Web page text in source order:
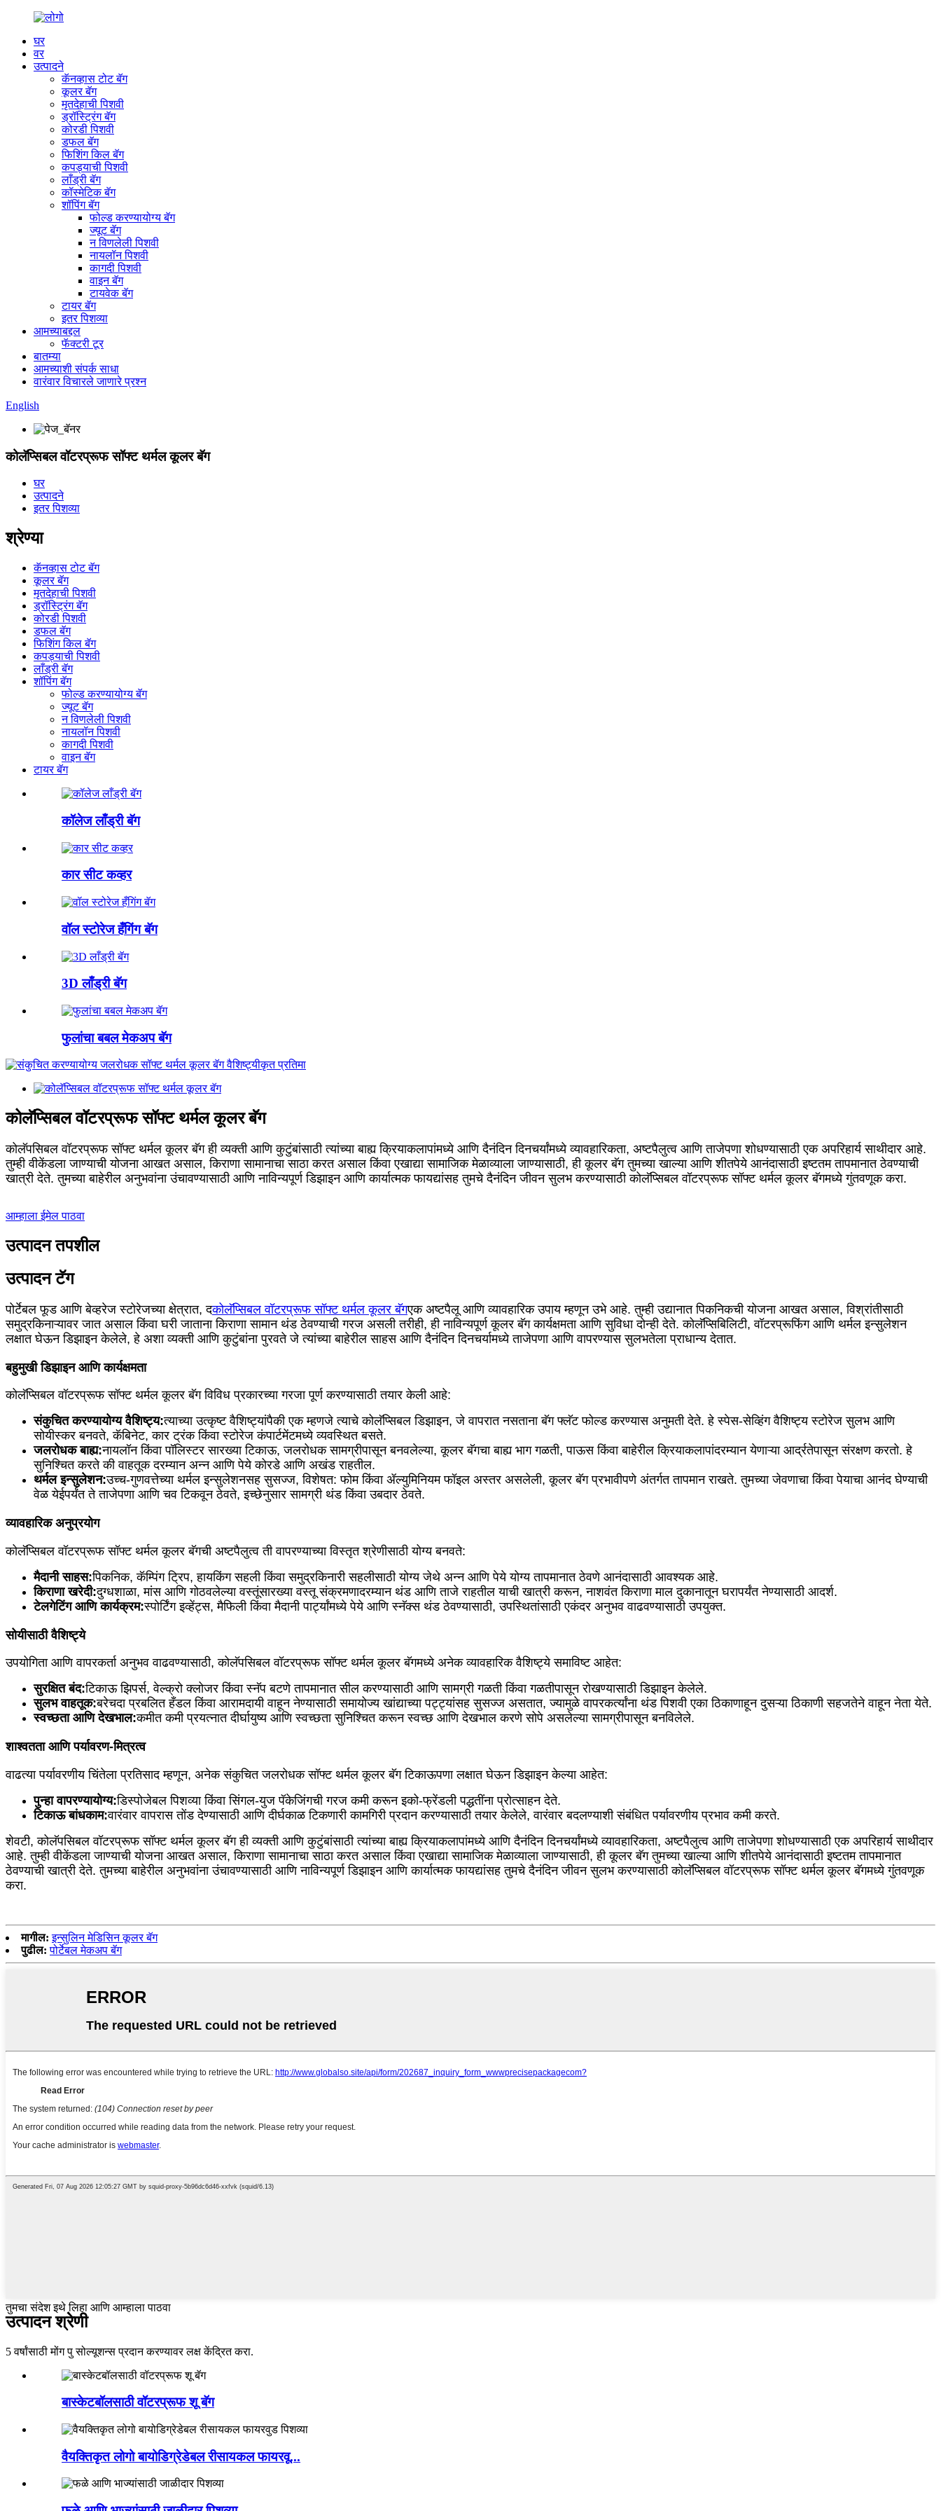
घर
वर
उत्पादने
कॅनव्हास टोट बॅग
कूलर बॅग
मृतदेहाची पिशवी
ड्रॉस्ट्रिंग बॅग
कोरडी पिशवी
डफल बॅग
फिशिंग किल बॅग
कपड्याची पिशवी
लाँड्री बॅग
कॉस्मेटिक बॅग
शॉपिंग बॅग
फोल्ड करण्यायोग्य बॅग
ज्यूट बॅग
न विणलेली पिशवी
नायलॉन पिशवी
कागदी पिशवी
वाइन बॅग
टायवेक बॅग
टायर बॅग
इतर पिशव्या
आमच्याबद्दल
फॅक्टरी टूर
बातम्या
आमच्याशी संपर्क साधा
वारंवार विचारले जाणारे प्रश्न
English
कोलॅप्सिबल वॉटरप्रूफ सॉफ्ट थर्मल कूलर बॅग
घर
उत्पादने
इतर पिशव्या
श्रेण्या
कॅनव्हास टोट बॅग
कूलर बॅग
मृतदेहाची पिशवी
ड्रॉस्ट्रिंग बॅग
कोरडी पिशवी
डफल बॅग
फिशिंग किल बॅग
कपड्याची पिशवी
लाँड्री बॅग
शॉपिंग बॅग
फोल्ड करण्यायोग्य बॅग
ज्यूट बॅग
न विणलेली पिशवी
नायलॉन पिशवी
कागदी पिशवी
वाइन बॅग
टायर बॅग
कॉलेज लाँड्री बॅग
कार सीट कव्हर
वॉल स्टोरेज हँगिंग बॅग
3D लाँड्री बॅग
फुलांचा बबल मेकअप बॅग
कोलॅप्सिबल वॉटरप्रूफ सॉफ्ट थर्मल कूलर बॅग
कोलॅपसिबल वॉटरप्रूफ सॉफ्ट थर्मल कूलर बॅग ही व्यक्ती आणि कुटुंबांसाठी त्यांच्या बाह्य क्रियाकलापांमध्ये आणि दैनंदिन दिनचर्यांमध्ये व्यावहारिकता, अष्टपैलुत्व आणि ताजेपणा शोधण्यासाठी एक अपरिहार्य साथीदार आहे.
तुम्ही वीकेंडला जाण्याची योजना आखत असाल, किराणा सामानाचा साठा करत असाल किंवा एखाद्या सामाजिक मेळाव्याला जाण्यासाठी, ही कूलर बॅग तुमच्या खाल्या आणि शीतपेये आनंदासाठी इष्टतम तापमानात ठेवण्याची
खात्री देते. तुमच्या बाहेरील अनुभवांना उंचावण्यासाठी आणि नाविन्यपूर्ण डिझाइन आणि कार्यात्मक फायद्यांसह तुमचे दैनंदिन जीवन सुलभ करण्यासाठी कोलॅप्सिबल वॉटरप्रूफ सॉफ्ट थर्मल कूलर बॅगमध्ये गुंतवणूक करा.
आम्हाला ईमेल पाठवा
उत्पादन तपशील
उत्पादन टॅग
पोर्टेबल फूड आणि बेव्हरेज स्टोरेजच्या क्षेत्रात, दकोलॅप्सिबल वॉटरप्रूफ सॉफ्ट थर्मल कूलर बॅगएक अष्टपैलू आणि व्यावहारिक उपाय म्हणून उभे आहे. तुम्ही उद्यानात पिकनिकची योजना आखत असाल, विश्रांतीसाठी
समुद्रकिनाऱ्यावर जात असाल किंवा घरी जाताना किराणा सामान थंड ठेवण्याची गरज असली तरीही, ही नाविन्यपूर्ण कूलर बॅग कार्यक्षमता आणि सुविधा दोन्ही देते. कोलॅप्सिबिलिटी, वॉटरप्रूफिंग आणि थर्मल इन्सुलेशन
लक्षात घेऊन डिझाइन केलेले, हे अशा व्यक्ती आणि कुटुंबांना पुरवते जे त्यांच्या बाहेरील साहस आणि दैनंदिन दिनचर्यामध्ये ताजेपणा आणि वापरण्यास सुलभतेला प्राधान्य देतात.
बहुमुखी डिझाइन आणि कार्यक्षमता
कोलॅप्सिबल वॉटरप्रूफ सॉफ्ट थर्मल कूलर बॅग विविध प्रकारच्या गरजा पूर्ण करण्यासाठी तयार केली आहे:
संकुचित करण्यायोग्य वैशिष्ट्य:त्याच्या उत्कृष्ट वैशिष्ट्यांपैकी एक म्हणजे त्याचे कोलॅप्सिबल डिझाइन, जे वापरात नसताना बॅग फ्लॅट फोल्ड करण्यास अनुमती देते. हे स्पेस-सेव्हिंग वैशिष्ट्य स्टोरेज सुलभ आणि
सोयीस्कर बनवते, कॅबिनेट, कार ट्रंक किंवा स्टोरेज कंपार्टमेंटमध्ये व्यवस्थित बसते.
जलरोधक बाह्य:नायलॉन किंवा पॉलिस्टर सारख्या टिकाऊ, जलरोधक सामग्रीपासून बनवलेल्या, कूलर बॅगचा बाह्य भाग गळती, पाऊस किंवा बाहेरील क्रियाकलापांदरम्यान येणाऱ्या आर्द्रतेपासून संरक्षण करतो. हे
सुनिश्चित करते की वाहतूक दरम्यान अन्न आणि पेये कोरडे आणि अखंड राहतील.
थर्मल इन्सुलेशन:उच्च-गुणवत्तेच्या थर्मल इन्सुलेशनसह सुसज्ज, विशेषत: फोम किंवा ॲल्युमिनियम फॉइल अस्तर असलेली, कूलर बॅग प्रभावीपणे अंतर्गत तापमान राखते. तुमच्या जेवणाचा किंवा पेयाचा आनंद घेण्याची
वेळ येईपर्यंत ते ताजेपणा आणि चव टिकवून ठेवते, इच्छेनुसार सामग्री थंड किंवा उबदार ठेवते.
व्यावहारिक अनुप्रयोग
कोलॅप्सिबल वॉटरप्रूफ सॉफ्ट थर्मल कूलर बॅगची अष्टपैलुत्व ती वापरण्याच्या विस्तृत श्रेणीसाठी योग्य बनवते:
मैदानी साहस:पिकनिक, कॅम्पिंग ट्रिप, हायकिंग सहली किंवा समुद्रकिनारी सहलीसाठी योग्य जेथे अन्न आणि पेये योग्य तापमानात ठेवणे आनंदासाठी आवश्यक आहे.
किराणा खरेदी:दुग्धशाळा, मांस आणि गोठवलेल्या वस्तूंसारख्या वस्तू संक्रमणादरम्यान थंड आणि ताजे राहतील याची खात्री करून, नाशवंत किराणा माल दुकानातून घरापर्यंत नेण्यासाठी आदर्श.
टेलगेटिंग आणि कार्यक्रम:स्पोर्टिंग इव्हेंट्स, मैफिली किंवा मैदानी पार्ट्यांमध्ये पेये आणि स्नॅक्स थंड ठेवण्यासाठी, उपस्थितांसाठी एकंदर अनुभव वाढवण्यासाठी उपयुक्त.
सोयीसाठी वैशिष्ट्ये
उपयोगिता आणि वापरकर्ता अनुभव वाढवण्यासाठी, कोलॅपसिबल वॉटरप्रूफ सॉफ्ट थर्मल कूलर बॅगमध्ये अनेक व्यावहारिक वैशिष्ट्ये समाविष्ट आहेत:
सुरक्षित बंद:टिकाऊ झिपर्स, वेल्क्रो क्लोजर किंवा स्नॅप बटणे तापमानात सील करण्यासाठी आणि सामग्री गळती किंवा गळतीपासून रोखण्यासाठी डिझाइन केलेले.
सुलभ वाहतूक:बरेचदा प्रबलित हँडल किंवा आरामदायी वाहून नेण्यासाठी समायोज्य खांद्याच्या पट्ट्यांसह सुसज्ज असतात, ज्यामुळे वापरकर्त्यांना थंड पिशवी एका ठिकाणाहून दुसऱ्या ठिकाणी सहजतेने वाहून नेता येते.
स्वच्छता आणि देखभाल:कमीत कमी प्रयत्नात दीर्घायुष्य आणि स्वच्छता सुनिश्चित करून स्वच्छ आणि देखभाल करणे सोपे असलेल्या सामग्रीपासून बनविलेले.
शाश्वतता आणि पर्यावरण-मित्रत्व
वाढत्या पर्यावरणीय चिंतेला प्रतिसाद म्हणून, अनेक संकुचित जलरोधक सॉफ्ट थर्मल कूलर बॅग टिकाऊपणा लक्षात घेऊन डिझाइन केल्या आहेत:
पुन्हा वापरण्यायोग्य:डिस्पोजेबल पिशव्या किंवा सिंगल-युज पॅकेजिंगची गरज कमी करून इको-फ्रेंडली पद्धतींना प्रोत्साहन देते.
टिकाऊ बांधकाम:वारंवार वापरास तोंड देण्यासाठी आणि दीर्घकाळ टिकणारी कामगिरी प्रदान करण्यासाठी तयार केलेले, वारंवार बदलण्याशी संबंधित पर्यावरणीय प्रभाव कमी करते.
शेवटी, कोलॅपसिबल वॉटरप्रूफ सॉफ्ट थर्मल कूलर बॅग ही व्यक्ती आणि कुटुंबांसाठी त्यांच्या बाह्य क्रियाकलापांमध्ये आणि दैनंदिन दिनचर्यांमध्ये व्यावहारिकता, अष्टपैलुत्व आणि ताजेपणा शोधण्यासाठी एक अपरिहार्य साथीदार
आहे. तुम्ही वीकेंडला जाण्याची योजना आखत असाल, किराणा सामानाचा साठा करत असाल किंवा एखाद्या सामाजिक मेळाव्याला जाण्यासाठी, ही कूलर बॅग तुमच्या खाल्या आणि शीतपेये आनंदासाठी इष्टतम तापमानात
ठेवण्याची खात्री देते. तुमच्या बाहेरील अनुभवांना उंचावण्यासाठी आणि नाविन्यपूर्ण डिझाइन आणि कार्यात्मक फायद्यांसह तुमचे दैनंदिन जीवन सुलभ करण्यासाठी कोलॅप्सिबल वॉटरप्रूफ सॉफ्ट थर्मल कूलर बॅगमध्ये गुंतवणूक
करा.
मागील: इन्सुलिन मेडिसिन कूलर बॅग
पुढील: पोर्टेबल मेकअप बॅग
तुमचा संदेश इथे लिहा आणि आम्हाला पाठवा
उत्पादन श्रेणी
5 वर्षांसाठी मोंग पु सोल्यूशन्स प्रदान करण्यावर लक्ष केंद्रित करा.
बास्केटबॉलसाठी वॉटरप्रूफ शू बॅग
वैयक्तिकृत लोगो बायोडिग्रेडेबल रीसायकल फायरवू...